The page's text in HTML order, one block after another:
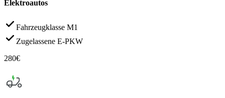
Elektroautos
Fahrzeugklasse M1
Zugelassene E-PKW
280€